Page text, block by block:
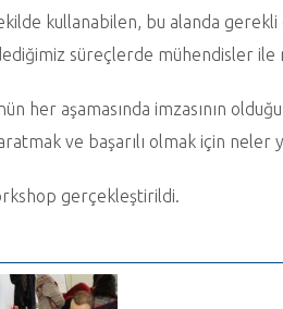
kullanabilen, bu alanda gerekli
süreçlerde mühendisler ile
her aşamasında imzasının
ve başarılı olmak için
gerçekleştirildi.